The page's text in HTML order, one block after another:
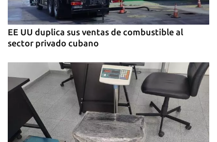
EE UU duplica sus ventas de combustible al
sector privado cubano